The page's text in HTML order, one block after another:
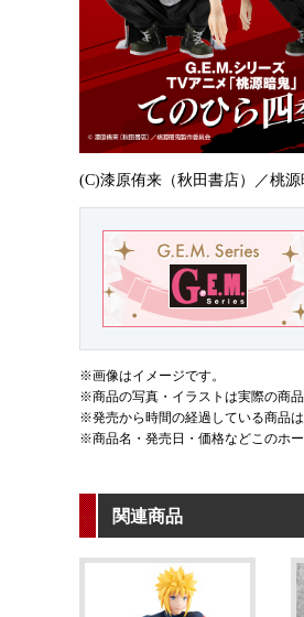
(C)漆原侑来（秋田書店）／桃
※画像はイメージです。
※商品の写真・イラストは実際の商
※発売から時間の経過している商品
※商品名・発売日・価格などこのホ
関連商品